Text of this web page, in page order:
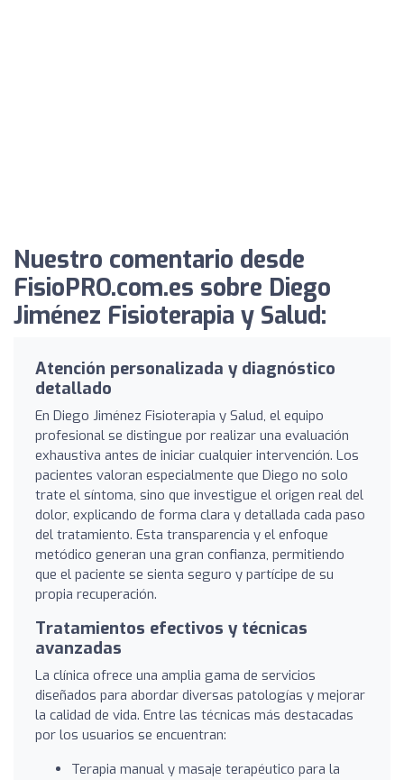
Nuestro comentario desde
FisioPRO.com.es sobre Diego
Jiménez Fisioterapia y Salud:
Atención personalizada y diagnóstico
detallado
En Diego Jiménez Fisioterapia y Salud, el equipo
profesional se distingue por realizar una evaluación
exhaustiva antes de iniciar cualquier intervención. Los
pacientes valoran especialmente que Diego no solo
trate el síntoma, sino que investigue el origen real del
dolor, explicando de forma clara y detallada cada paso
del tratamiento. Esta transparencia y el enfoque
metódico generan una gran confianza, permitiendo
que el paciente se sienta seguro y partícipe de su
propia recuperación.
Tratamientos efectivos y técnicas
avanzadas
La clínica ofrece una amplia gama de servicios
diseñados para abordar diversas patologías y mejorar
la calidad de vida. Entre las técnicas más destacadas
por los usuarios se encuentran:
Terapia manual y masaje terapéutico para la